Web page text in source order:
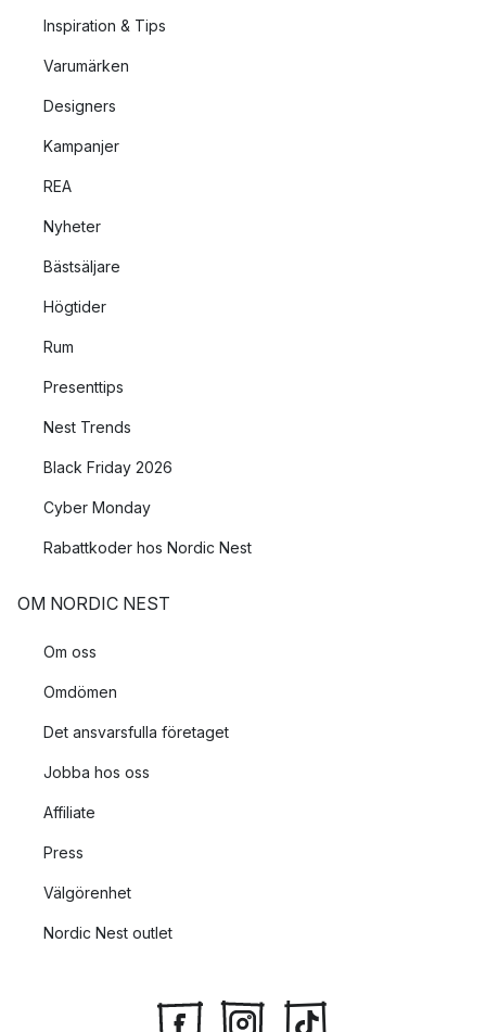
Inspiration & Tips
Varumärken
Designers
Kampanjer
REA
Nyheter
Bästsäljare
Högtider
Rum
Presenttips
Nest Trends
Black Friday 2026
Cyber Monday
Rabattkoder hos Nordic Nest
OM NORDIC NEST
Om oss
Omdömen
Det ansvarsfulla företaget
Jobba hos oss
Affiliate
Press
Välgörenhet
Nordic Nest outlet